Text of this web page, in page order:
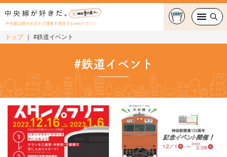
中央線沿線のお出かけ情報を発信するwebマガジン
スイーツ・テイクアウト
ショッピング
中央線カルチャー
トップ #鉄道イベント
#鉄道イベント